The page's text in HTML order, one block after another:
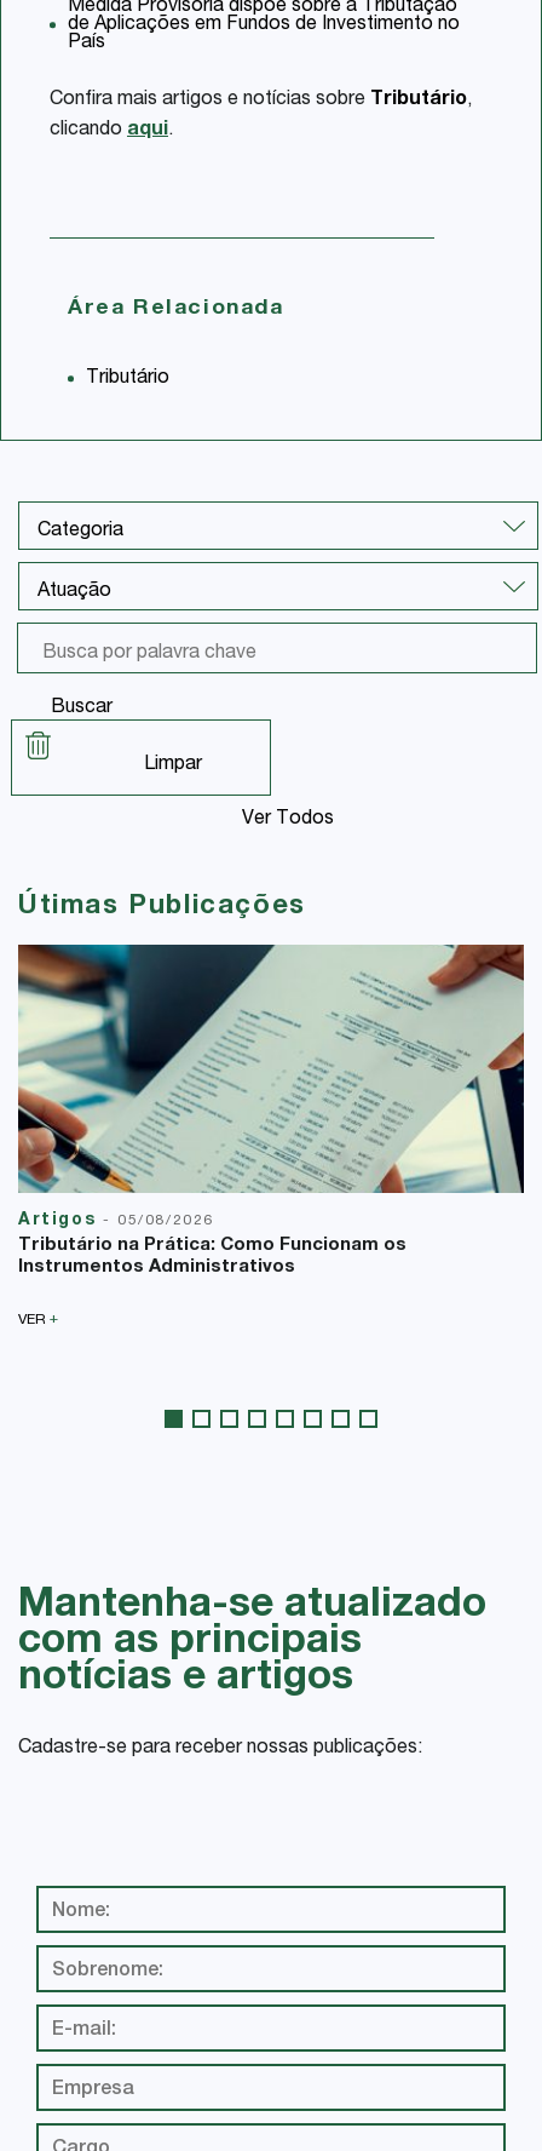
Medida Provisória dispõe sobre a Tributação
de Aplicações em Fundos de Investimento no
País
Confira mais artigos e notícias sobre Tributário,
clicando aqui.
Área Relacionada
Tributário
Buscar
Limpar
Ver Todos
Útimas Publicações
Artigos - 05/08/2026
Tributário na Prática: Como Funcionam os
Instrumentos Administrativos
VER +
Mantenha-se atualizado
com as principais
notícias e artigos
Cadastre-se para receber nossas publicações: